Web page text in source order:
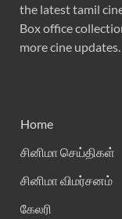
the latest tamil
Box office
more cine updates.
Home
சினிமா செய்திகள்
சினிமா விமர்சனம்
கேலரி